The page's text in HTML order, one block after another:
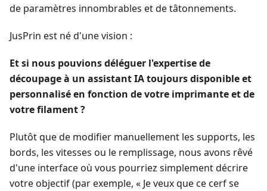
de paramètres innombrables et de tâtonnements.
JusPrin est né d'une vision :
Et si nous pouvions déléguer l'expertise de
découpage à un assistant IA toujours disponible et
personnalisé en fonction de votre imprimante et de
votre filament ?
Plutôt que de modifier manuellement les supports, les
bords, les vitesses ou le remplissage, nous avons rêvé
d'une interface où vous pourriez simplement décrire
votre objectif (par exemple, « Je veux que ce cerf se